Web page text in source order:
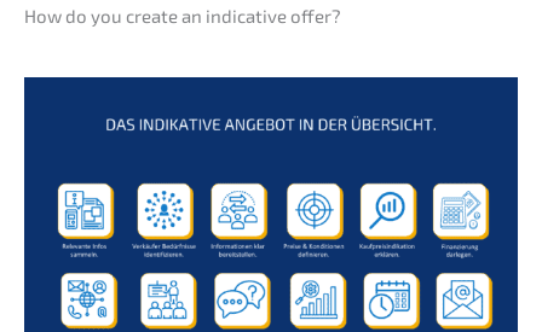
How do you create an indica­ti­ve offer?